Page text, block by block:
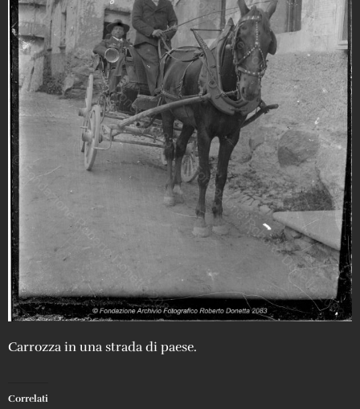
Carrozza in una strada di paese.
Correlati